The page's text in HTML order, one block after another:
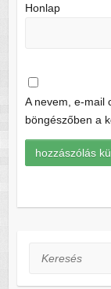
Honlap
A nevem, e-mail
böngészőben a
Keresés